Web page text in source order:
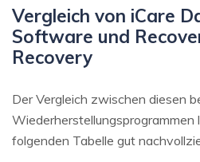
Vergleich von iCare
Software und
Recovery
Der Vergleich zwischen diesen
Wiederherstellungsprogrammen
folgenden Tabelle gut